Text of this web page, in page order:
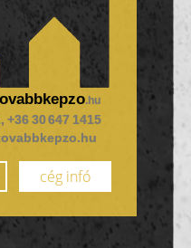
.hu
+36 30 647 1415
cég infó